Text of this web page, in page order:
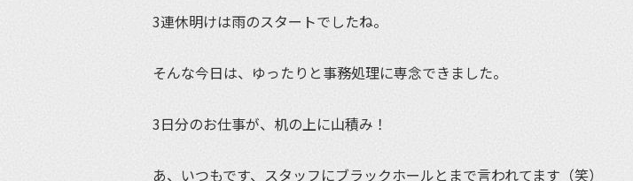
3連休明けは雨のスタートでしたね。
そんな今日は、ゆったりと事務処理に専念できました。
3日分のお仕事が、机の上に山積み！
あ、いつもです、スタッフにブラックホールとまで言われてます（笑）